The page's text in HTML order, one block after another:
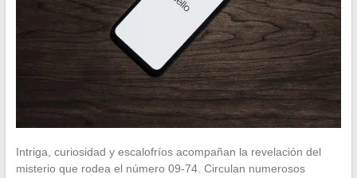
Intriga, curiosidad y escalofríos acompañan la revelación del
misterio que rodea el número 09-74. Circulan numerosos